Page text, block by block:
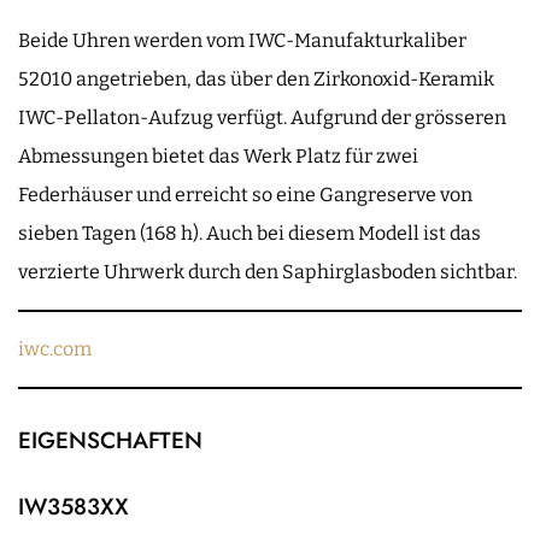
Beide Uhren werden vom IWC-Manufakturkaliber
52010 angetrieben, das über den Zirkonoxid-Keramik
IWC-Pellaton-Aufzug verfügt. Aufgrund der grösseren
Abmessungen bietet das Werk Platz für zwei
Federhäuser und erreicht so eine Gangreserve von
sieben Tagen (168 h). Auch bei diesem Modell ist das
verzierte Uhrwerk durch den Saphirglasboden sichtbar.
iwc.com
EIGENSCHAFTEN
IW3583XX